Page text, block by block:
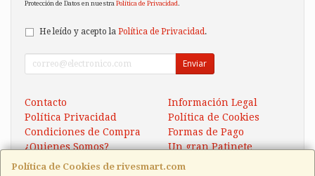
Política de Cookies de rivesmart.com
Protección de Datos en nuestra Política de Privacidad.
He leído y acepto la Política de Privacidad.
Enviar
Contacto
Información Legal
Política Privacidad
Política de Cookies
Condiciones de Compra
Formas de Pago
¿Quienes Somos?
Un gran Patinete